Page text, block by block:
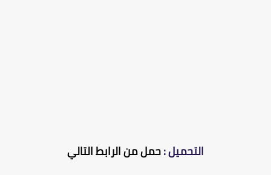
التحميل :حمل من الرابط التالي